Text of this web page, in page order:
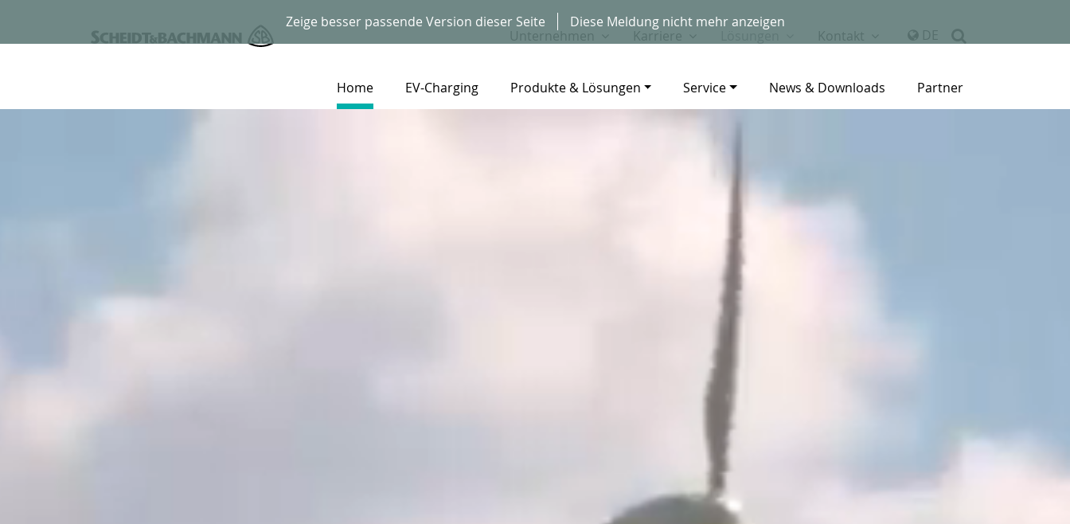
Zeige besser passende Version dieser Seite Diese Meldung nicht mehr anzeigen
Unternehmen Karriere Kontakt DE
Home EV-Charging Produkte & Lösungen Service News & Downloads Partner